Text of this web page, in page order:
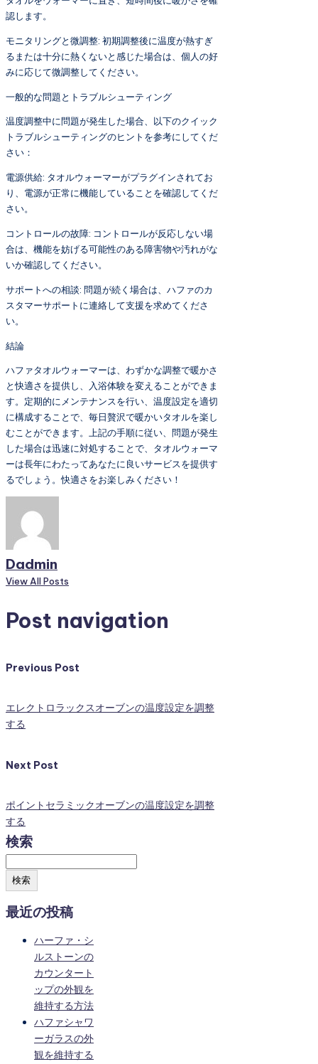
認します。
モニタリングと微調整: 初期調整後に温度が熱すぎ
るまたは十分に熱くないと感じた場合は、個人の好
みに応じて微調整してください。
一般的な問題とトラブルシューティング
温度調整中に問題が発生した場合、以下のクイック
トラブルシューティングのヒントを参考にしてくだ
さい：
電源供給: タオルウォーマーがプラグインされてお
り、電源が正常に機能していることを確認してくだ
さい。
コントロールの故障: コントロールが反応しない場
合は、機能を妨げる可能性のある障害物や汚れがな
いか確認してください。
サポートへの相談: 問題が続く場合は、ハファのカ
スタマーサポートに連絡して支援を求めてくださ
い。
結論
ハファタオルウォーマーは、わずかな調整で暖かさ
と快適さを提供し、入浴体験を変えることができま
す。定期的にメンテナンスを行い、温度設定を適切
に構成することで、毎日贅沢で暖かいタオルを楽し
むことができます。上記の手順に従い、問題が発生
した場合は迅速に対処することで、タオルウォーマ
ーは長年にわたってあなたに良いサービスを提供す
るでしょう。快適さをお楽しみください！
Dadmin
View All Posts
Post navigation
Previous Post
エレクトロラックスオーブンの温度設定を調整
する
Next Post
ポイントセラミックオーブンの温度設定を調整
する
検索
検索
最近の投稿
ハーファ・シ
ルストーンの
カウンタート
ップの外観を
維持する方法
ハファシャワ
ーガラスの外
観を維持する